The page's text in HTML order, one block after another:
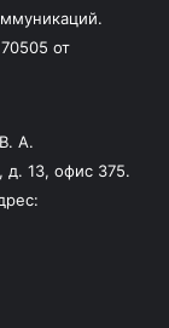
от
А.
д. 13, офис 375.